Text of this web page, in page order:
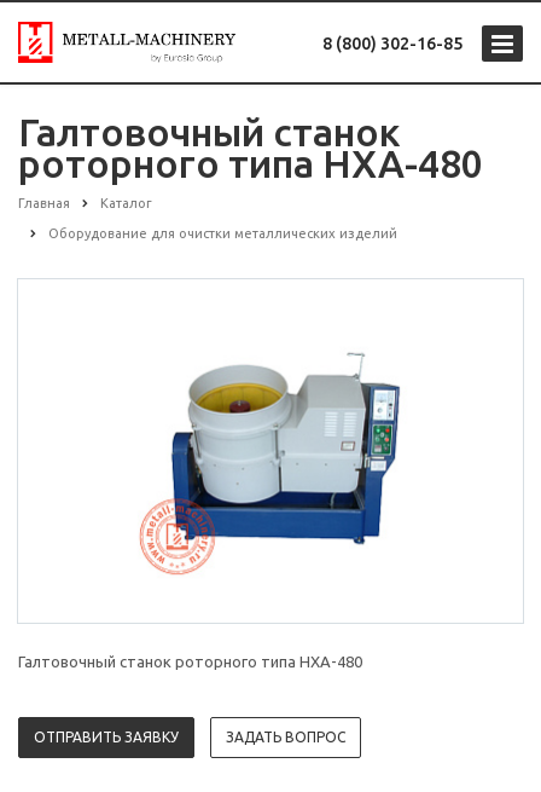
8 (800) 302-16-85
Галтовочный станок
роторного типа HXA-480
Главная Каталог
Оборудование для очистки металлических изделий
Галтовочный станок роторного типа HXA-480
ОТПРАВИТЬ ЗАЯВКУ ЗАДАТЬ ВОПРОС